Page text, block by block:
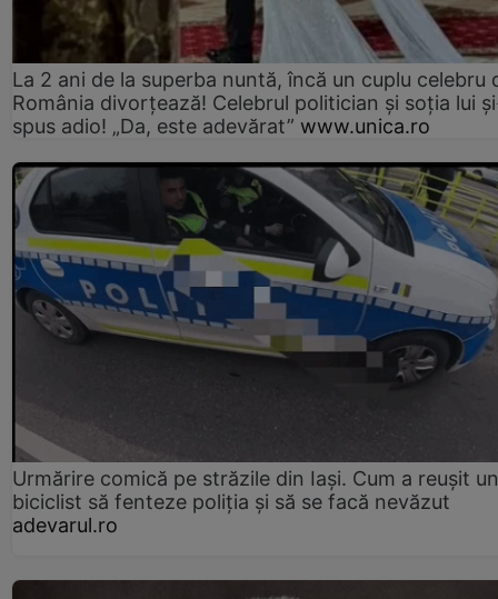
La 2 ani de la superba nuntă, încă un cuplu celebru
România divorțează! Celebrul politician și soția lui
spus adio! „Da, este adevărat” www.unica.ro
Urmărire comică pe străzile din Iași. Cum a reușit un
biciclist să fenteze poliția și să se facă nevăzut
adevarul.ro